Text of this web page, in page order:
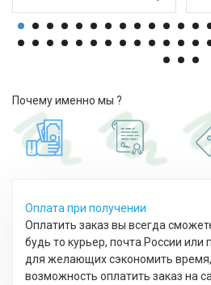
Почему именно мы ?
Оплата при получении
Оплатить заказ вы всегда
будь то курьер, почта России или
для желающих сэкономить время,
возможность оплатить заказ на